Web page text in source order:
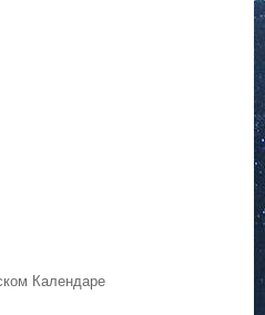
Календаре